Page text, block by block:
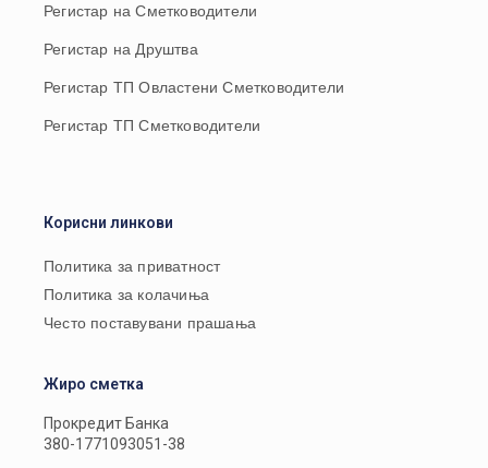
Регистар на Сметководители
Регистар на Друштва
Регистар ТП Овластени Сметководители
Регистар ТП Сметководители
Корисни линкови
Политика за приватност
Политика за колачиња
Често поставувани прашања
Жиро сметка
Прокредит Банка
380-1771093051-38